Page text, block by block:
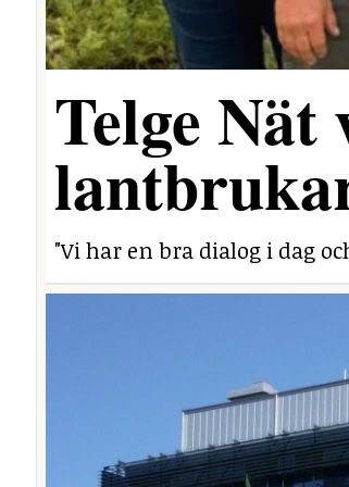
Telge
"Vi har en bra dialog i dag